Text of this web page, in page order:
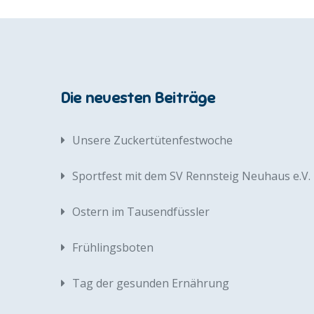
Die neuesten Beiträge
Unsere Zuckertütenfestwoche
Sportfest mit dem SV Rennsteig Neuhaus e.V.
Ostern im Tausendfüssler
Frühlingsboten
Tag der gesunden Ernährung